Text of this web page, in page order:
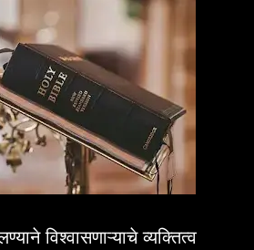
विश्वासणाऱ्याचे व्यक्तित्व